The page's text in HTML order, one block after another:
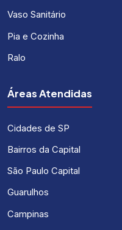
Vaso Sanitário
Pia e Cozinha
Ralo
Áreas Atendidas
Cidades de SP
Bairros da Capital
São Paulo Capital
Guarulhos
Campinas